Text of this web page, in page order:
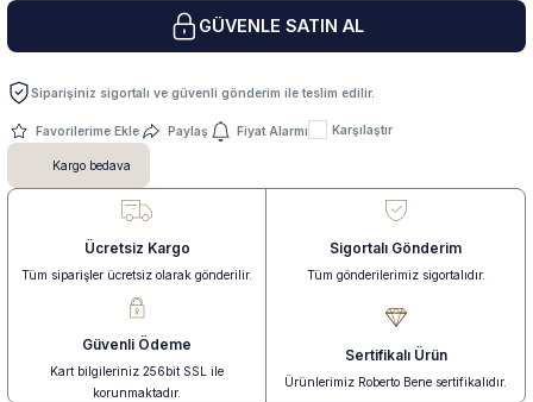
GÜVENLE SATIN AL
Siparişiniz sigortalı ve güvenli gönderim ile teslim edilir.
Paylaş Fiyat Alarmı Karşılaştır
Kargo bedava
Ücretsiz Kargo
Tüm siparişler ücretsiz olarak gönderilir.
Sigortalı Gönderim
Tüm gönderilerimiz sigortalıdır.
Güvenli Ödeme
Kart bilgileriniz 256bit SSL ile
korunmaktadır.
Sertifikalı Ürün
Ürünlerimiz Roberto Bene sertifikalıdır.